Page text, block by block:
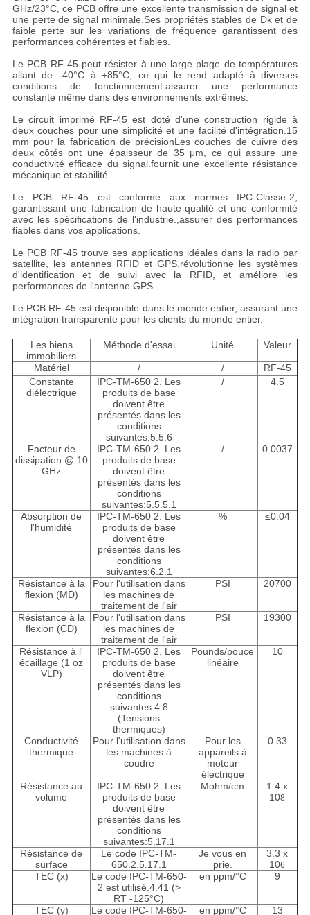
GHz/23°C, ce PCB offre une excellente transmission de signal et
une perte de signal minimale.Ses propriétés stables de Dk et de
faible perte sur les variations de fréquence garantissent des
performances cohérentes et fiables.
Le PCB RF-45 peut résister à une large plage de températures
allant de -40°C à +85°C, ce qui le rend adapté à diverses
conditions de fonctionnement.assurer une performance
constante même dans des environnements extrêmes.
Le circuit imprimé RF-45 est doté d'une construction rigide à
deux couches pour une simplicité et une facilité d'intégration.15
mm pour la fabrication de précisionLes couches de cuivre des
deux côtés ont une épaisseur de 35 μm, ce qui assure une
conductivité efficace du signal.fournit une excellente résistance
mécanique et stabilité.
Le PCB RF-45 est conforme aux normes IPC-Classe-2,
garantissant une fabrication de haute qualité et une conformité
avec les spécifications de l'industrie.,assurer des performances
fiables dans vos applications.
Le PCB RF-45 trouve ses applications idéales dans la radio par
satellite, les antennes RFID et GPS.révolutionne les systèmes
d'identification et de suivi avec la RFID, et améliore les
performances de l'antenne GPS.
Le PCB RF-45 est disponible dans le monde entier, assurant une
intégration transparente pour les clients du monde entier.
Les biens
immobiliers
Méthode d'essai Unité Valeur
Matériel / /
RF-45
Constante
diélectrique
IPC-TM-650 2. Les
produits de base
doivent être
présentés dans les
conditions
suivantes:5.5.6
/ 4.5
Facteur de
dissipation @ 10
GHz
IPC-TM-650 2. Les
produits de base
doivent être
présentés dans les
conditions
suivantes:5.5.5.1
/ 0.0037
Absorption de
l'humidité
IPC-TM-650 2. Les
produits de base
doivent être
présentés dans les
conditions
suivantes:6.2.1
% ≤0.04
Résistance à la
flexion (MD)
Pour l'utilisation dans
les machines de
traitement de l'air
PSI 20700
Résistance à la
flexion (CD)
Pour l'utilisation dans
les machines de
traitement de l'air
PSI 19300
Résistance à l'
écaillage (1 oz
VLP)
IPC-TM-650 2. Les
produits de base
doivent être
présentés dans les
conditions
suivantes:4.8
(Tensions
thermiques)
Pounds/pouce
linéaire
10
Conductivité
thermique
Pour l'utilisation dans
les machines à
coudre
Pour les
appareils à
moteur
électrique
0.33
Résistance au
volume
IPC-TM-650 2. Les
produits de base
doivent être
présentés dans les
conditions
suivantes:5.17.1
Mohm/cm
1.4 x
108
Résistance de
surface
Le code IPC-TM-
650.2.5.17.1
Je vous en
prie.
3.3 x
106
TEC (x)
Le code IPC-TM-650-
2 est utilisé.4.41 (>
RT -125°C)
en ppm/°C 9
TEC (y) Le code IPC-TM-650- en ppm/°C 13